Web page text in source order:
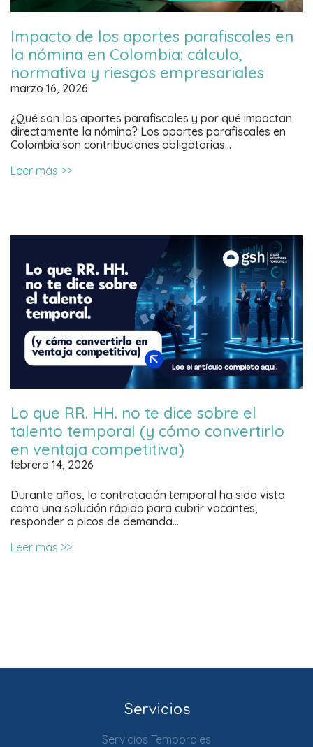
Impacto de los aportes parafiscales en
la nómina en Colombia: cálculo,
normativa y riesgos empresariales
marzo 16, 2026
¿Qué son los aportes parafiscales y por qué impactan
directamente la nómina? Los aportes parafiscales en
Colombia son contribuciones obligatorias…
Leer más >>
Lo que RR. HH. no te dice sobre el
talento temporal (y cómo convertirlo
en ventaja competitiva)
febrero 14, 2026
Durante años, la contratación temporal ha sido vista
como una solución rápida para cubrir vacantes,
responder a picos de demanda…
Leer más >>
Servicios
Servicios Temporales